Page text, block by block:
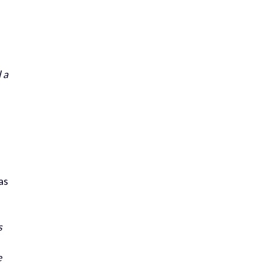
a